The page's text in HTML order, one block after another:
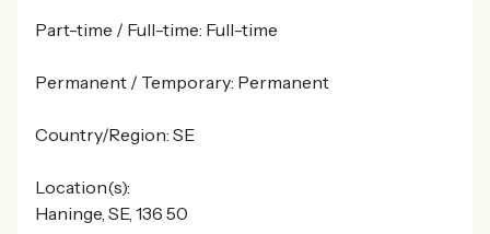
Part-time / Full-time: Full-time
Permanent / Temporary: Permanent
Country/Region: SE
Location(s):
Haninge, SE, 136 50